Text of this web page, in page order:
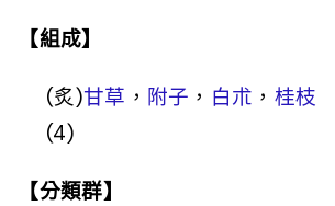
【組成】
(炙)甘草 ， 附子 ， 白朮 ， 桂枝
(4)
【分類群】